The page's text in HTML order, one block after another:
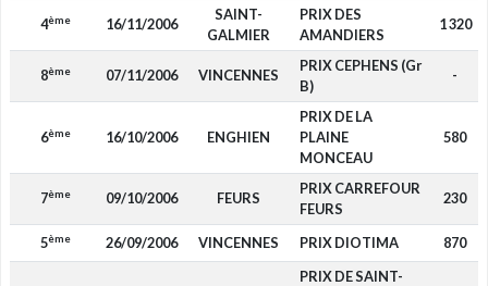
4ème 16/11/2006
SAINT-
GALMIER
PRIX DES
AMANDIERS
1 320
8ème 07/11/2006 VINCENNES
PRIX CEPHENS (Gr
B)
-
6ème 16/10/2006 ENGHIEN
PRIX DE LA
PLAINE
MONCEAU
580
7ème 09/10/2006 FEURS
PRIX CARREFOUR
FEURS
230
5ème 26/09/2006 VINCENNES PRIX DIOTIMA 870
PRIX DE SAINT-